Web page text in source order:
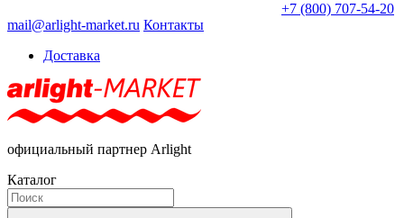
+7 (800) 707-54-20
mail@arlight-market.ru Контакты
Доставка
официальный партнер Arlight
Каталог